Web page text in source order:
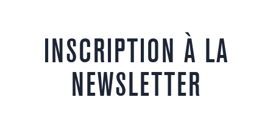
INSCRIPTION À LA
NEWSLETTER